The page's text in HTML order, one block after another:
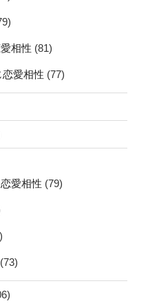
相性 (81)
愛相性 (77)
愛相性 (79)
(73)